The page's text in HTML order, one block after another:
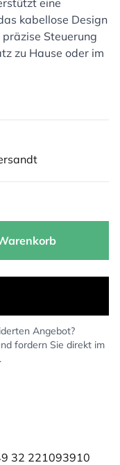
eine
kabellose Design
Steuerung
zu Hause oder im
Angebot?
fordern Sie direkt im
32 221093910